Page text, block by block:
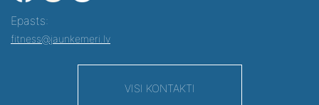
Epasts:
fitness@jaunkemeri.lv
VISI KONTAKTI